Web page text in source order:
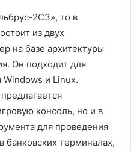
2С3», то в
из двух
на базе архитектуры
Он подходит для
и Linux.
консоль, но и в
для проведения
банковских терминалах,